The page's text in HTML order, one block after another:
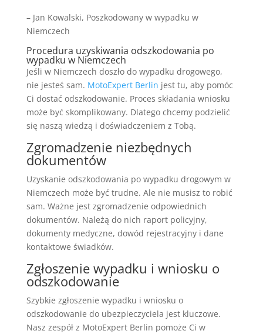
– Jan Kowalski, Poszkodowany w wypadku w
Niemczech
Procedura uzyskiwania odszkodowania po
wypadku w Niemczech
Jeśli w Niemczech doszło do wypadku drogowego,
nie jesteś sam. MotoExpert Berlin jest tu, aby pomóc
Ci dostać odszkodowanie. Proces składania wniosku
może być skomplikowany. Dlatego chcemy podzielić
się naszą wiedzą i doświadczeniem z Tobą.
Zgromadzenie niezbędnych
dokumentów
Uzyskanie odszkodowania po wypadku drogowym w
Niemczech może być trudne. Ale nie musisz to robić
sam. Ważne jest zgromadzenie odpowiednich
dokumentów. Należą do nich raport policyjny,
dokumenty medyczne, dowód rejestracyjny i dane
kontaktowe świadków.
Zgłoszenie wypadku i wniosku o
odszkodowanie
Szybkie zgłoszenie wypadku i wniosku o
odszkodowanie do ubezpieczyciela jest kluczowe.
Nasz zespół z MotoExpert Berlin pomoże Ci w